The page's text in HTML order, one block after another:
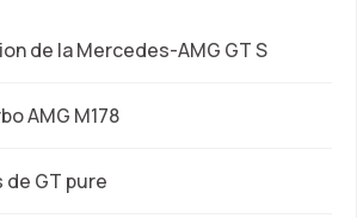
de la Mercedes-AMG GT S
AMG M178
de GT pure